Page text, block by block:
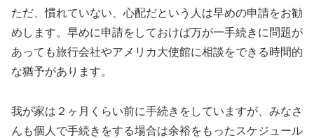
ただ、慣れていない、心配だという人は早めの申請をお勧
めします。早めに申請をしておけば万が一手続きに問題が
あっても旅行会社やアメリカ大使館に相談をできる時間的
な猶予があります。
我が家は２ヶ月くらい前に手続きをしていますが、みなさ
んも個人で手続きをする場合は余裕をもったスケジュール